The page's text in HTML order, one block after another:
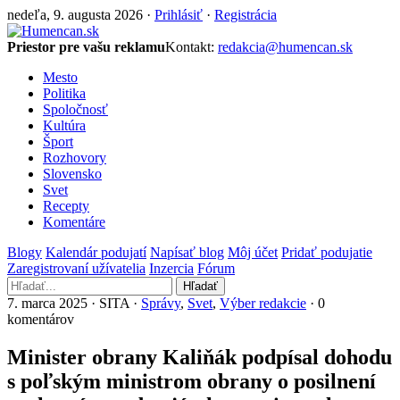
nedeľa, 9. augusta 2026 · Prihlásiť · Registrácia
Priestor pre vašu reklamuKontakt: redakcia@humencan.sk
Mesto
Politika
Spoločnosť
Kultúra
Šport
Rozhovory
Slovensko
Svet
Recepty
Komentáre
Blogy Kalendár podujatí Napísať blog Môj účet Pridať podujatie
Zaregistrovaní užívatelia Inzercia Fórum
Hľadať
7. marca 2025 · SITA · Správy, Svet, Výber redakcie · 0
komentárov
Minister obrany Kaliňák podpísal dohodu
s poľským ministrom obrany o posilnení